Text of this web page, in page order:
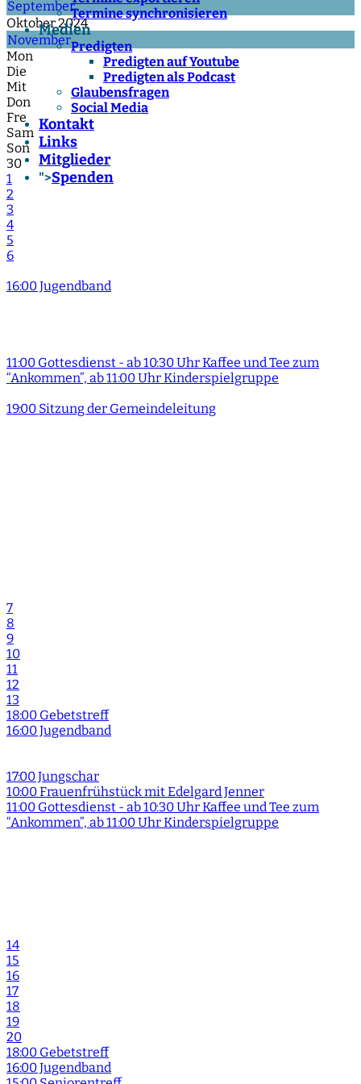
Termine synchronisieren
Medien
Predigten
Predigten auf Youtube
Predigten als Podcast
Glaubensfragen
Social Media
Kontakt
Links
Mitglieder
">Spenden
September
Oktober 2024
November
Mon
Die
Mit
Don
Fre
Sam
Son
30
1
2
3
4
5
6
16:00 Jugendband
11:00 Gottesdienst - ab 10:30 Uhr Kaffee und Tee zum
“Ankommen”, ab 11:00 Uhr Kinderspielgruppe
19:00 Sitzung der Gemeindeleitung
7
8
9
10
11
12
13
18:00 Gebetstreff
16:00 Jugendband
17:00 Jungschar
10:00 Frauenfrühstück mit Edelgard Jenner
11:00 Gottesdienst - ab 10:30 Uhr Kaffee und Tee zum
“Ankommen”, ab 11:00 Uhr Kinderspielgruppe
14
15
16
17
18
19
20
18:00 Gebetstreff
16:00 Jugendband